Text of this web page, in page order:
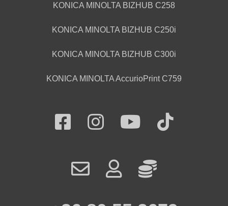
KONICA MINOLTA BIZHUB C258
KONICA MINOLTA BIZHUB C250i
KONICA MINOLTA BIZHUB C300i
KONICA MINOLTA AccurioPrint C759